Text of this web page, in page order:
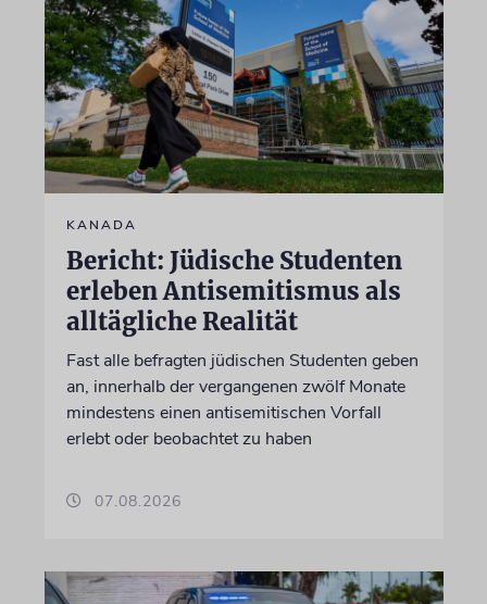
KANADA
Bericht: Jüdische Studenten
erleben Antisemitismus als
alltägliche Realität
Fast alle befragten jüdischen Studenten geben
an, innerhalb der vergangenen zwölf Monate
mindestens einen antisemitischen Vorfall
erlebt oder beobachtet zu haben
07.08.2026